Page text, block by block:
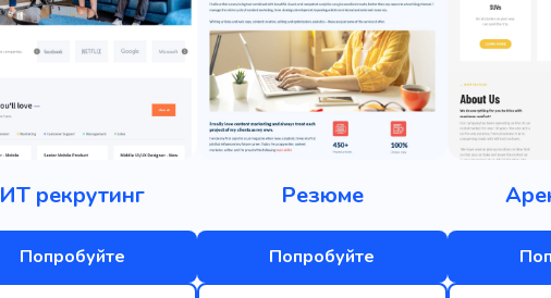
ИТ рекрутинг
Попробуйте
Резюме
Попробуйте